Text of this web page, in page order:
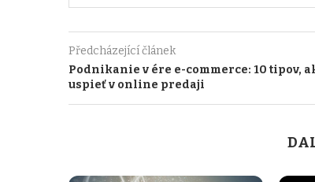
Předcházející článek
Podnikanie v ére e-commerce: 10 tipov,
uspieť v online predaji